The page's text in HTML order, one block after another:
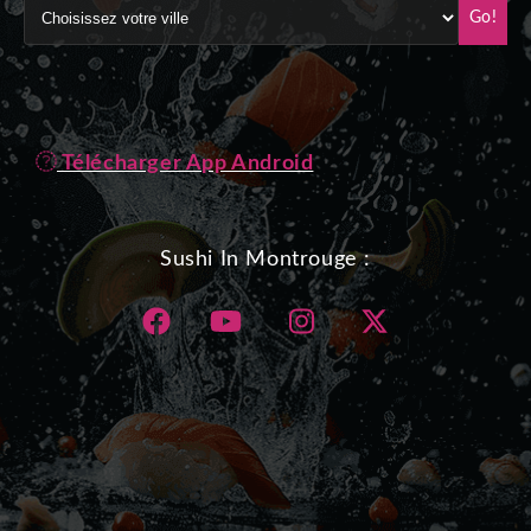
Go!
Télécharger App Android
Sushi In Montrouge :